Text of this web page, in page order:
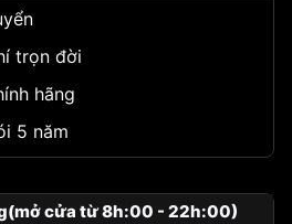
trọn đời
hãng
5 năm
cửa từ 8h:00 - 22h:00)